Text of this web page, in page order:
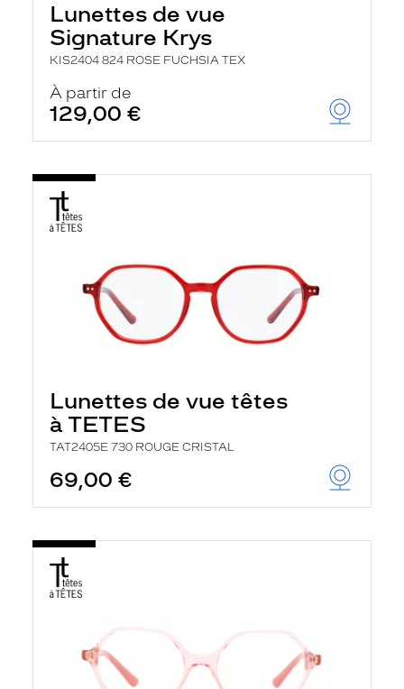
Lunettes de vue
Signature Krys
KIS2404 824 ROSE FUCHSIA TEX
À partir de
129,00 €
Lunettes de vue têtes
à TETES
TAT2405E 730 ROUGE CRISTAL
69,00 €